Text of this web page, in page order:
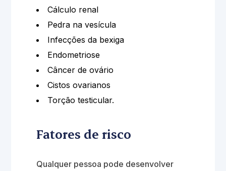
Cálculo renal
Pedra na vesícula
Infecções da bexiga
Endometriose
Câncer de ovário
Cistos ovarianos
Torção testicular.
Fatores de risco
Qualquer pessoa pode desenvolver